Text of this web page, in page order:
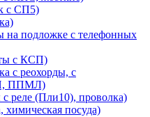
с СП5)
подложке с телефонных
с КСП)
с реохорды, с
ППМЛ)
(Пли10), проволка)
посуда)